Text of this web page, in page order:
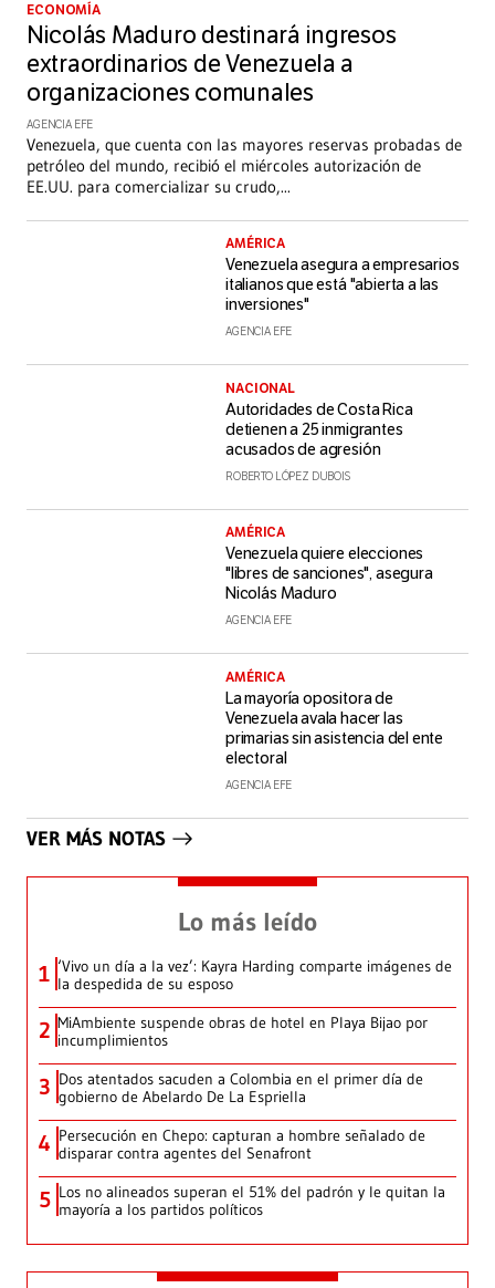
ECONOMÍA
Nicolás Maduro destinará ingresos
extraordinarios de Venezuela a
organizaciones comunales
AGENCIA EFE
Venezuela, que cuenta con las mayores reservas probadas de
petróleo del mundo, recibió el miércoles autorización de
EE.UU. para comercializar su crudo,...
AMÉRICA
Venezuela asegura a empresarios
italianos que está "abierta a las
inversiones"
AGENCIA EFE
NACIONAL
Autoridades de Costa Rica
detienen a 25 inmigrantes
acusados de agresión
ROBERTO LÓPEZ DUBOIS
AMÉRICA
Venezuela quiere elecciones
"libres de sanciones", asegura
Nicolás Maduro
AGENCIA EFE
AMÉRICA
La mayoría opositora de
Venezuela avala hacer las
primarias sin asistencia del ente
electoral
AGENCIA EFE
VER MÁS NOTAS
Lo más leído
1 ‘Vivo un día a la vez’: Kayra Harding comparte imágenes de
la despedida de su esposo
2 MiAmbiente suspende obras de hotel en Playa Bijao por
incumplimientos
3 Dos atentados sacuden a Colombia en el primer día de
gobierno de Abelardo De La Espriella
4 Persecución en Chepo: capturan a hombre señalado de
disparar contra agentes del Senafront
5 Los no alineados superan el 51% del padrón y le quitan la
mayoría a los partidos políticos